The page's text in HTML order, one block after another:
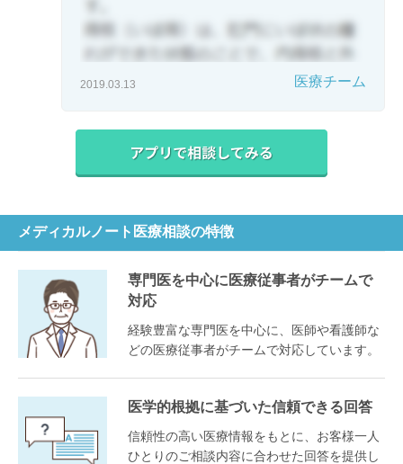
2019.03.13 医療チーム
メディカルノート医療相談の特徴
専門医を中心に医療従事者がチームで
対応
経験豊富な専門医を中心に、医師や看護師な
どの医療従事者がチームで対応しています。
医学的根拠に基づいた信頼できる回答
信頼性の高い医療情報をもとに、お客様一人
ひとりのご相談内容に合わせた回答を提供し